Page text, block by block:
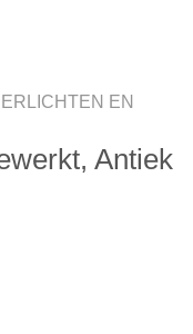
EN
Antiek